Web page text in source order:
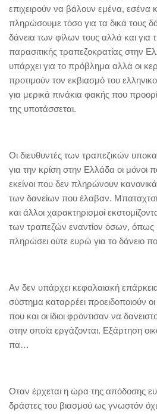
επιχειρούν να βάλουν εμένα, εσένα
πληρώσουμε τόσο για τα δικά τους
δάνεια των φίλων τους αλλά και για
παρασιτικής τραπεζοκρατίας στην
υπάρχει για το πρόβλημα αλλά οι
προτιμούν τον εκβιασμό του
για μερικά πινάκια φακής που
της υποτάσσεται.
Οι διευθυντές των τραπεζικών
για την κρίση στην Ελλάδα οι μόνοι
εκείνοι που δεν πληρώνουν
των δανείων που έλαβαν.
και άλλοι χαρακτηρισμοί
των τραπεζών εναντίον όσων, όπως
πληρώσει ούτε ευρώ για το δάνειο
Αν δεν υπάρχει κεφαλαιακή
σύστημα καταρρέει προειδοποιούν
που και οι ίδιοι φρόντισαν να
στην οποία εργάζονται. Εξάρτηση
πα…
Οταν έρχεται η ώρα της απόδοσης
δράστες του βιασμού ως γνωστόν